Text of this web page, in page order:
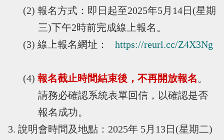
(2) 報名方式：即日起至2025年5月14日(星期
三)下午2時前完成線上報名。
(3) 線上報名網址： https://reurl.cc/Z4X3Ng
(4) 報名截止時間結束後，不再開放報名。
請務必確認系統表單回信，以確認是否
報名成功。
3. 說明會時間及地點：2025年 5月13日(星期二)